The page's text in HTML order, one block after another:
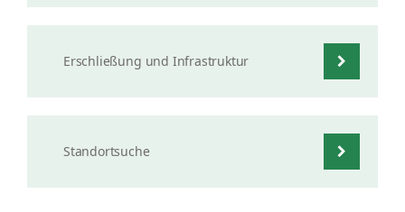
Erschließung und Infrastruktur
Standortsuche